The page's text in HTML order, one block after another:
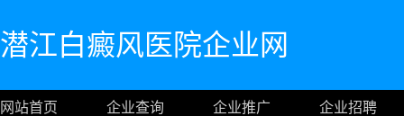
潜江白癜风医院企业网
网站首页 企业查询 企业推广 企业招聘